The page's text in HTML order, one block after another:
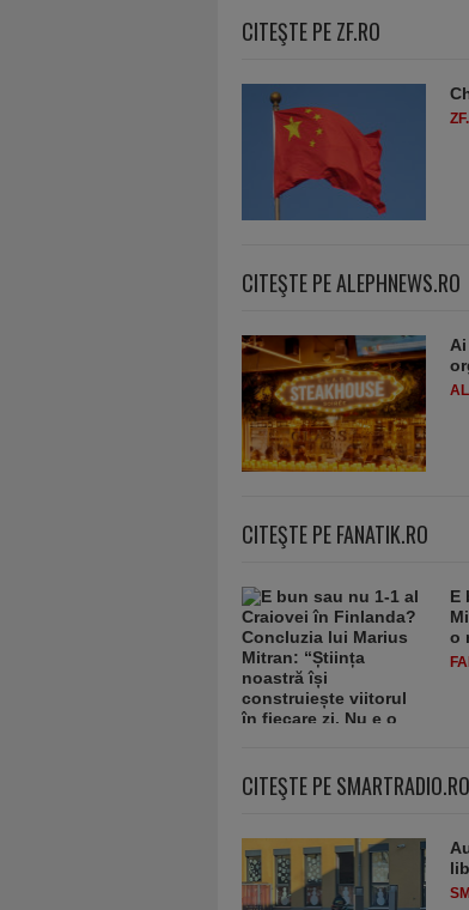
CITEŞTE PE ZF.RO
CITEŞTE PE ALEPHNEWS.RO
CITEŞTE PE FANATIK.RO
E
o
CITEŞTE PE SMARTRADIO.RO